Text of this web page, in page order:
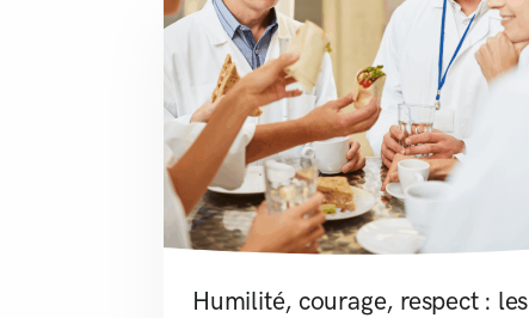
Humilité, courage, respect : les